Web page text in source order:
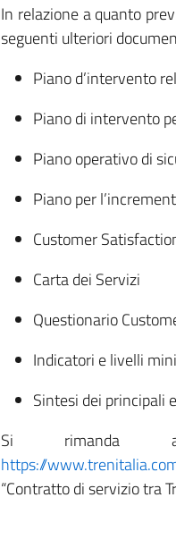
In relazione a quanto
seguenti ulteriori
Piano d’intervento
Piano di intervento
Piano operativo di
Piano per
Customer
Carta dei Servizi
Questionario
Indicatori e livelli
Sintesi dei principali
Si rimanda
https://
“Contratto di servizio tra